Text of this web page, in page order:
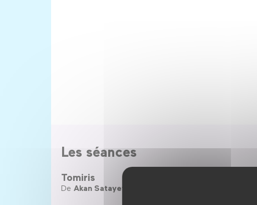
Les séances
Tomiris
De Akan Satayev